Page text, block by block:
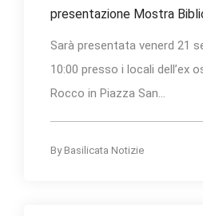
presentazione Mostra
Sarà presentata venerd 21
10:00 presso i locali dell’ex
Rocco in Piazza San...
By Basilicata Notizie